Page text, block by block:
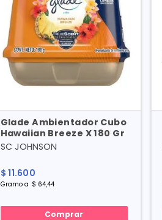
Glade Ambientador Cubo
Hawaiian Breeze X 180 Gr
SC JOHNSON
$ 11.600
Gramoa $ 64,44
Comprar